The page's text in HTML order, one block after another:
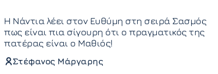
Η Νάντια λέει στον Ευθύμη στη σειρά Σασμός
πως είναι πια σίγουρη ότι ο πραγματικός της
πατέρας είναι ο Μαθιός!
Στέφανος Μάργαρης